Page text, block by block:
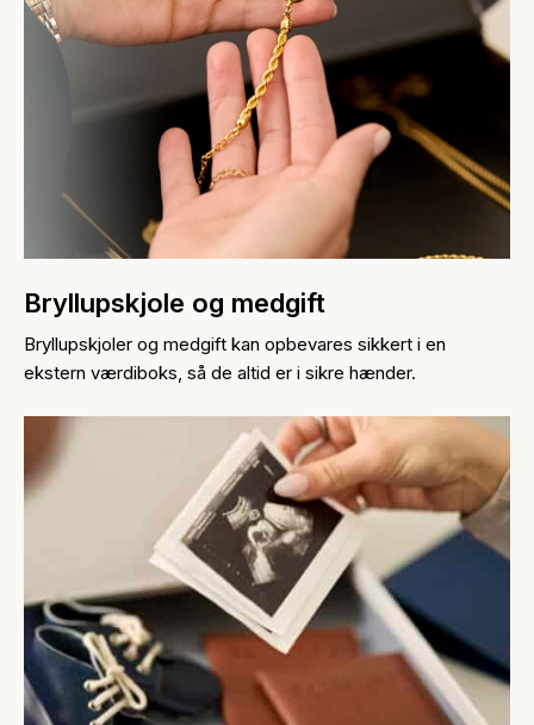
Bryllupskjole og medgift
Bryllupskjoler og medgift kan opbevares sikkert i en
ekstern værdiboks, så de altid er i sikre hænder.